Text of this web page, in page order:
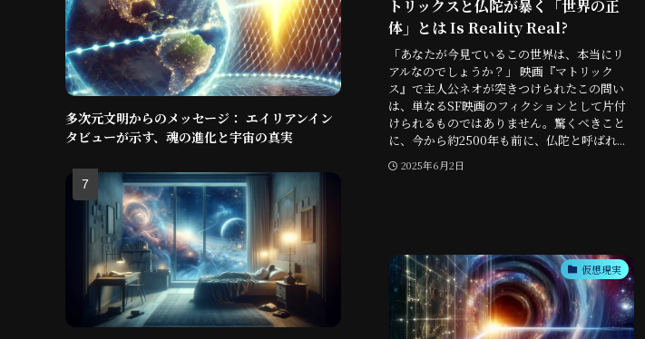
トリックスと仏陀が暴く「世界の正
体」とは Is Reality Real?
「あなたが今見ているこの世界は、本当にリ
アルなのでしょうか？」 映画『マトリック
ス』で主人公ネオが突きつけられたこの問い
は、単なるSF映画のフィクションとして片付
けられるものではありません。驚くべきこと
に、今から約2500年も前に、仏陀と呼ばれ...
2025年6月2日
仮想現実
多次元文明からのメッセージ： エイリアンイン
タビューが示す、魂の進化と宇宙の真実